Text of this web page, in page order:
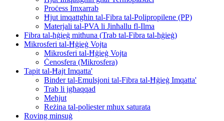
Proċess Imxarrab
Ħjut imqattgħin tal-Fibra tal-Polipropilene (PP)
Materjali tal-PVA li Jinħallu fl-Ilma
Fibra tal-ħġieġ mitħuna (Trab tal-Fibra tal-ħġieġ)
Mikrosferi tal-Ħġieġ Vojta
Mikrosferi tal-Ħġieġ Vojta
Ċenosfera (Mikrosfera)
Tapit tal-Ħajt Imqatta'
Binder tal-Emulsjoni tal-Fibra tal-Ħġieġ Imqatta'
Trab li jgħaqqad
Meħjut
Reżina tal-poliester mhux saturata
Roving minsuġ